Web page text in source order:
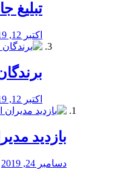
تبلیغ
اکتبر 12, 2019
اکتبر 12, 2019
بازدید
دسامبر 24, 2019